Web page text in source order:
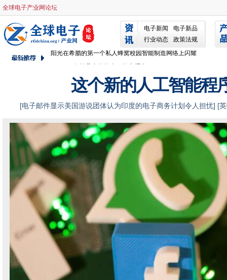
全球电子产业网论坛
电子新闻
电子新品
行业动态
政策法规
Neos Networks在英国推出商业级以太网FTTX服务
挪威政府将受害者占Microsoft攻击
瑞典建立国家网络安全中心
阳光在希腊的第一个私人蜂窝校园智能制造网络上闪耀
150,000条记录意外抹去了警察系统
公民服务数据挑战旨在改善数据的使用
SES将高吞吐量环回服务束到美国国防部
egregor赎金瓶员工在中断时被逮捕
美国O-RAN作为菜肴和AWS形式5G云战略合作
Bharti Airtel，高通公司队在印度推进5克开放
C Spire Taps Amdocs为5G无线政策和充电
VMware CTO：在一个公共云提供商'死亡的企业“全能”的日子里
NCSC在袭击时支持教育部门的支持
KDDI与CATO网络的团队在全球范围内采取SASE服务
Google Cloud与用户共享无碳数据中心能源使用统计数据
第一个纽卡斯尔居民获得CityFibre千兆位访问
所有人的合理的法律建议 - 来自机器人
Wi-Fi联盟推进支持Wi-Fi 6e生态系统
这个新的人工智能程
[电子邮件显示美国游说团体认为印度的电子商务计划令人担忧] [